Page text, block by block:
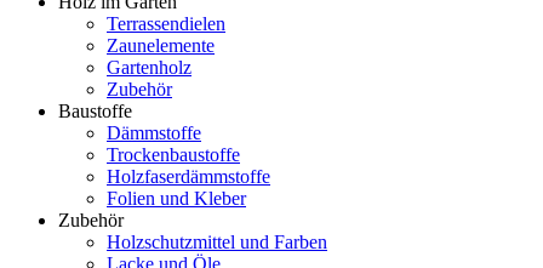
Terrassendielen
Zaunelemente
Gartenholz
Zubehör
Baustoffe
Dämmstoffe
Trockenbaustoffe
Holzfaserdämmstoffe
Folien und Kleber
Zubehör
Holzschutzmittel und Farben
Lacke und Öle